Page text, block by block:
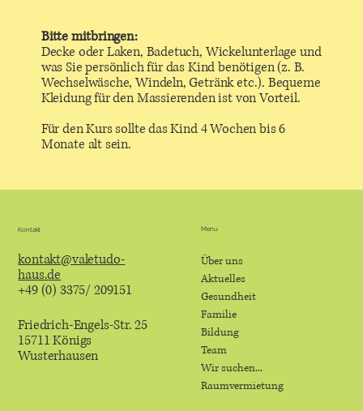
Bitte mitbringen:
Decke oder Laken, Badetuch, Wickelunterlage und
was Sie persönlich für das Kind benötigen (z. B.
Wechselwäsche, Windeln, Getränk etc.). Bequeme
Kleidung für den Massierenden ist von Vorteil.
Für den Kurs sollte das Kind 4 Wochen bis 6
Monate alt sein.
Kontakt
kontakt@valetudo-
haus.de
+49 (0) 3375/ 209151
Friedrich-Engels-Str. 25
15711 Königs
Wusterhausen
Menu
Über uns
Aktuelles
Gesundheit
Familie
Bildung
Team
Wir suchen...
Raumvermietung